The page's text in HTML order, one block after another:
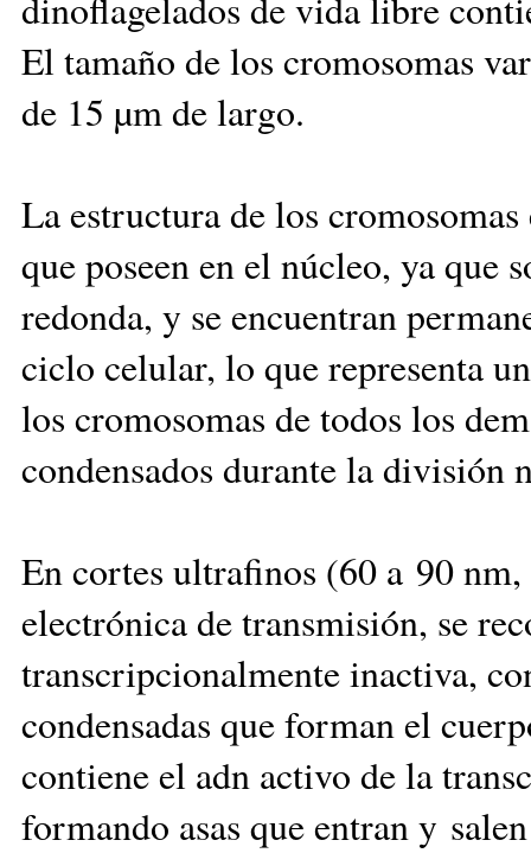
El tamaño de los cromosomas
de 15 µm de largo.
La estructura de los
que poseen en el núcleo, ya que
redonda, y se encuentran
ciclo celular, lo que representa
los cromosomas de todos los
condensados durante la división
En cortes ultrafinos (60 a 90
electrónica de transmisión, se
transcripcionalmente inactiva,
condensadas que forman el
contiene el adn activo de la
formando asas que entran y